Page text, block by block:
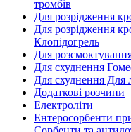
тромбів
Для розрідження
Для розрідження
Клопідогрель
Для
Для схуднення
Для схуднення Для
Додаткові розчини
Електроліти
Ентеросорбенти при